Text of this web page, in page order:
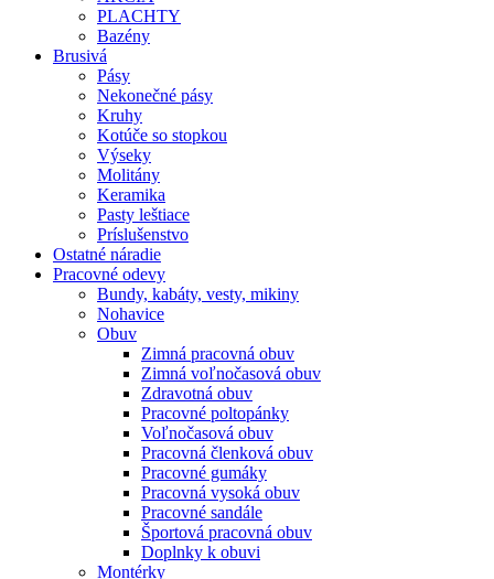
PLACHTY
Bazény
Brusivá
Pásy
Nekonečné pásy
Kruhy
Kotúče so stopkou
Výseky
Molitány
Keramika
Pasty leštiace
Príslušenstvo
Ostatné náradie
Pracovné odevy
Bundy, kabáty, vesty, mikiny
Nohavice
Obuv
Zimná pracovná obuv
Zimná voľnočasová obuv
Zdravotná obuv
Pracovné poltopánky
Voľnočasová obuv
Pracovná členková obuv
Pracovné gumáky
Pracovná vysoká obuv
Pracovné sandále
Športová pracovná obuv
Doplnky k obuvi
Montérky